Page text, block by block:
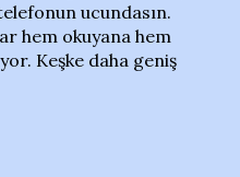
ucundasın.
hem okuyana hem
Keşke daha geniş